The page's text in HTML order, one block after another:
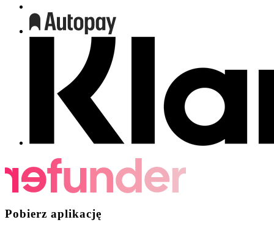
Pobierz aplikację